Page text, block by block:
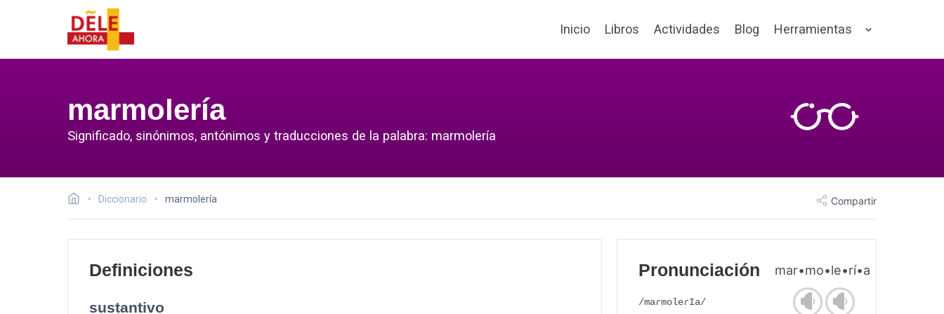
Inicio Libros Actividades Blog Herramientas
marmolería
Significado, sinónimos, antónimos y traducciones de la palabra: marmolería
Diccionario marmolería Compartir
Definiciones
sustantivo
Pronunciación mar•mo•le•rí•a
/maɾmoleɾIa/